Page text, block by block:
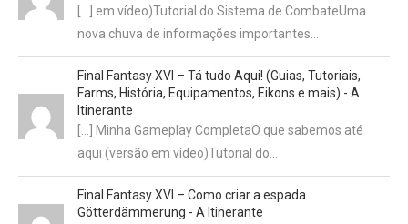
[…] em vídeo)Tutorial do Sistema de CombateUma
nova chuva de informações importantes…
Final Fantasy XVI – Tá tudo Aqui! (Guias, Tutoriais,
Farms, História, Equipamentos, Eikons e mais) - A
Itinerante
[…] Minha Gameplay CompletaO que sabemos até
aqui (versão em vídeo)Tutorial do…
Final Fantasy XVI – Como criar a espada
Götterdämmerung - A Itinerante